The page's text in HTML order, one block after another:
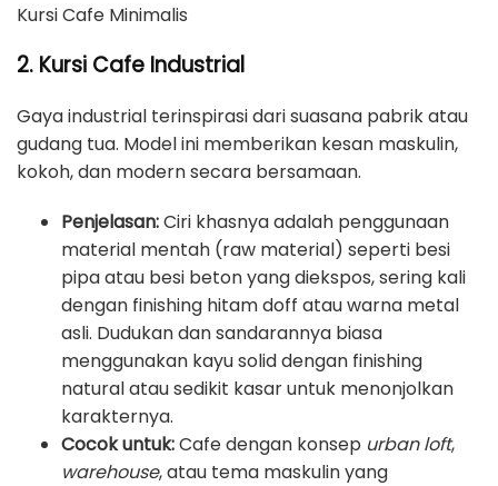
Kursi Cafe Minimalis
2. Kursi Cafe Industrial
Gaya industrial terinspirasi dari suasana pabrik atau
gudang tua. Model ini memberikan kesan maskulin,
kokoh, dan modern secara bersamaan.
Penjelasan:Ciri khasnya adalah penggunaan
material mentah (raw material) seperti besi
pipa atau besi beton yang diekspos, sering kali
dengan finishing hitam doff atau warna metal
asli. Dudukan dan sandarannya biasa
menggunakan kayu solid dengan finishing
natural atau sedikit kasar untuk menonjolkan
karakternya.
Cocok untuk:Cafe dengan konsep urban loft,
warehouse, atau tema maskulin yang